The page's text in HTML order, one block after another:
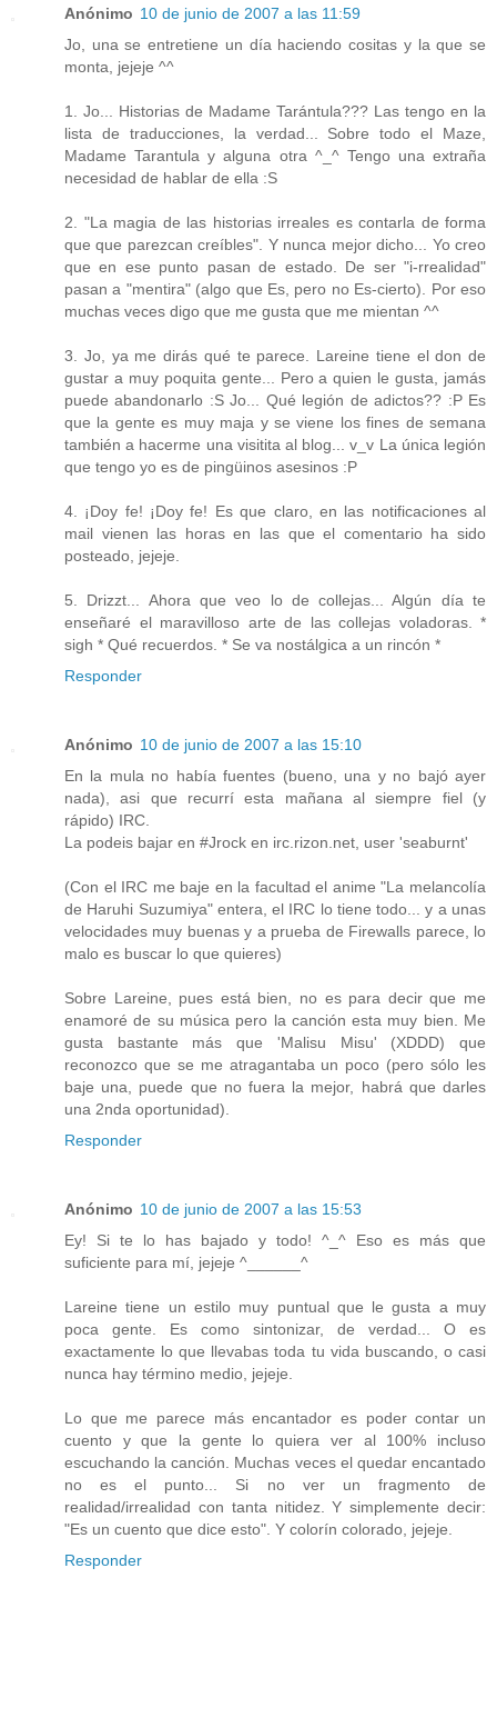
Anónimo 10 de junio de 2007 a las 11:59
Jo, una se entretiene un día haciendo cositas y la que se
monta, jejeje ^^
1. Jo... Historias de Madame Tarántula??? Las tengo en la
lista de traducciones, la verdad... Sobre todo el Maze,
Madame Tarantula y alguna otra ^_^ Tengo una extraña
necesidad de hablar de ella :S
2. "La magia de las historias irreales es contarla de forma
que que parezcan creíbles". Y nunca mejor dicho... Yo creo
que en ese punto pasan de estado. De ser "i-rrealidad"
pasan a "mentira" (algo que Es, pero no Es-cierto). Por eso
muchas veces digo que me gusta que me mientan ^^
3. Jo, ya me dirás qué te parece. Lareine tiene el don de
gustar a muy poquita gente... Pero a quien le gusta, jamás
puede abandonarlo :S Jo... Qué legión de adictos?? :P Es
que la gente es muy maja y se viene los fines de semana
también a hacerme una visitita al blog... v_v La única legión
que tengo yo es de pingüinos asesinos :P
4. ¡Doy fe! ¡Doy fe! Es que claro, en las notificaciones al
mail vienen las horas en las que el comentario ha sido
posteado, jejeje.
5. Drizzt... Ahora que veo lo de collejas... Algún día te
enseñaré el maravilloso arte de las collejas voladoras. *
sigh * Qué recuerdos. * Se va nostálgica a un rincón *
Responder
Anónimo 10 de junio de 2007 a las 15:10
En la mula no había fuentes (bueno, una y no bajó ayer
nada), asi que recurrí esta mañana al siempre fiel (y
rápido) IRC.
La podeis bajar en #Jrock en irc.rizon.net, user 'seaburnt'
(Con el IRC me baje en la facultad el anime "La melancolía
de Haruhi Suzumiya" entera, el IRC lo tiene todo... y a unas
velocidades muy buenas y a prueba de Firewalls parece, lo
malo es buscar lo que quieres)
Sobre Lareine, pues está bien, no es para decir que me
enamoré de su música pero la canción esta muy bien. Me
gusta bastante más que 'Malisu Misu' (XDDD) que
reconozco que se me atragantaba un poco (pero sólo les
baje una, puede que no fuera la mejor, habrá que darles
una 2nda oportunidad).
Responder
Anónimo 10 de junio de 2007 a las 15:53
Ey! Si te lo has bajado y todo! ^_^ Eso es más que
suficiente para mí, jejeje ^______^
Lareine tiene un estilo muy puntual que le gusta a muy
poca gente. Es como sintonizar, de verdad... O es
exactamente lo que llevabas toda tu vida buscando, o casi
nunca hay término medio, jejeje.
Lo que me parece más encantador es poder contar un
cuento y que la gente lo quiera ver al 100% incluso
escuchando la canción. Muchas veces el quedar encantado
no es el punto... Si no ver un fragmento de
realidad/irrealidad con tanta nitidez. Y simplemente decir:
"Es un cuento que dice esto". Y colorín colorado, jejeje.
Responder